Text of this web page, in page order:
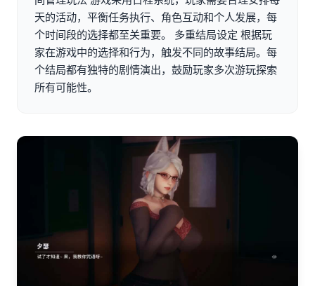
天的活动，平衡任务执行、角色互动和个人发展，每
个时间段的选择都至关重要。 多重结局设定 根据玩
家在游戏中的选择和行为，触发不同的故事结局。每
个结局都有独特的剧情演出，鼓励玩家多次游玩探索
所有可能性。